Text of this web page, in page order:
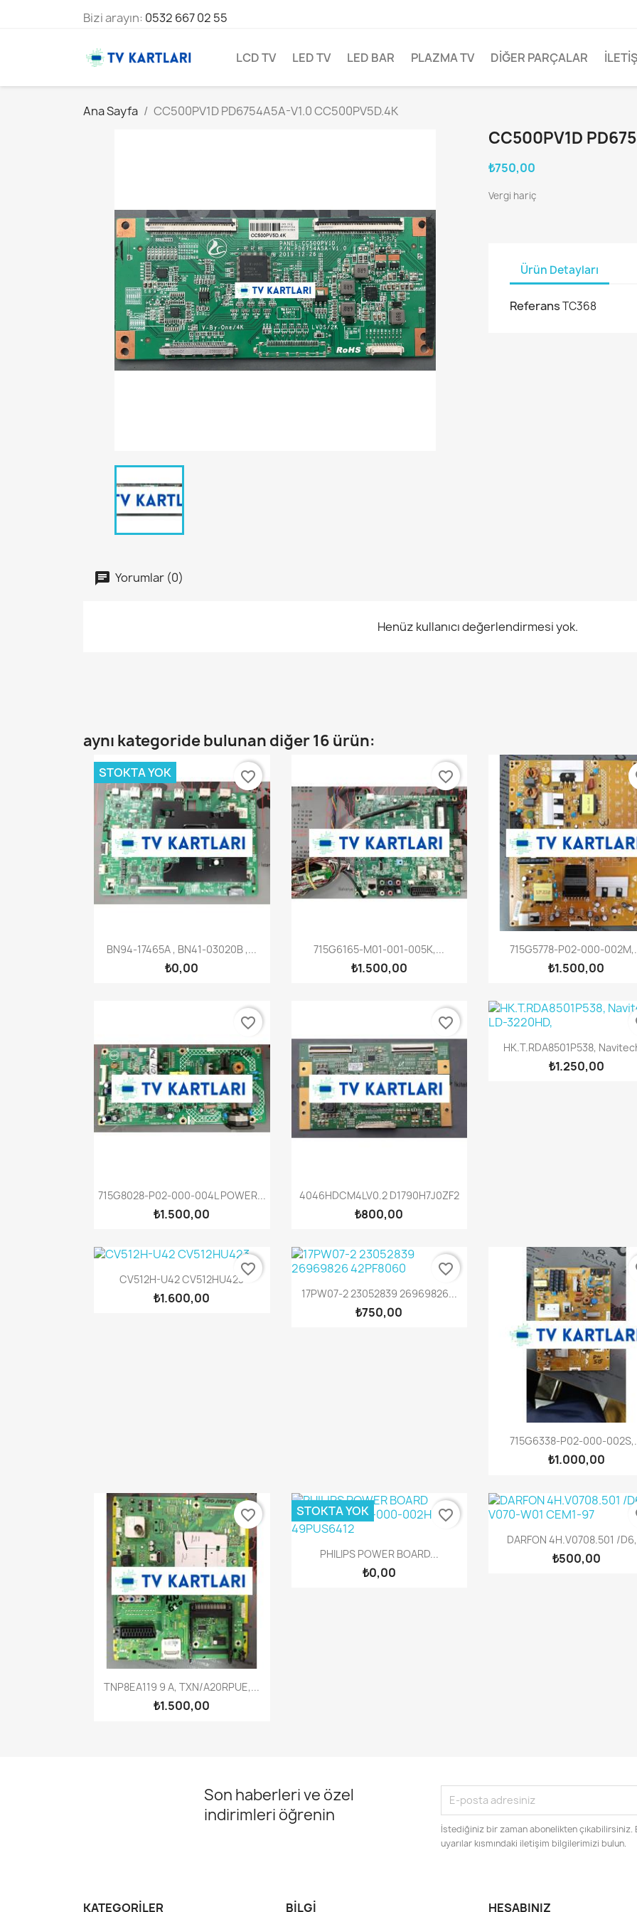
Bizi arayın: 0532 667 02 55
LCD TV LED TV LED BAR PLAZMA TV DİĞER PARÇALAR
Ana Sayfa CC500PV1D PD6754A5A-V1.0 CC500PV5D.4K
CC500PV1D
₺750,00
Vergi hariç
Ürün Detayları
ReferansTC368
Yorumlar (0)
Henüz kullanıcı değerlendirmesi yok.
aynı kategoride bulunan diğer 16 ürün:
Hızlı Görünüm
BN94-17465A , BN41-03020B ,...
₺0,00
STOKTA YOK favorite_border
Hızlı Görünüm
715G6165-M01-001-005K,...
₺1.500,00
favorite_border
Hızlı Görünüm
715G5778-P02-000-
₺1.500,00
Hızlı Görünüm
715G8028-P02-000-004L POWER...
₺1.500,00
favorite_border
Hızlı Görünüm
4046HDCM4LV0.2 D1790H7J0ZF2
₺800,00
favorite_border
Hızlı Görünüm
HK.T.RDA8501P538,
₺1.250,00
Hızlı Görünüm
CV512H-U42 CV512HU423
₺1.600,00
favorite_border
Hızlı Görünüm
17PW07-2 23052839 26969826...
₺750,00
favorite_border
Hızlı Görünüm
715G6338-P02-000-
₺1.000,00
Hızlı Görünüm
TNP8EA119 9 A, TXN/A20RPUE,...
₺1.500,00
favorite_border
Hızlı Görünüm
PHILIPS POWER BOARD...
₺0,00
STOKTA YOK
favorite_border
Hızlı Görünüm
DARFON 4H.V0708.501 /
₺500,00
Son haberleri ve özel
indirimleri öğrenin
İstediğiniz bir zaman abonelikten çıkabilirsiniz.
uyarılar kısmındaki iletişim bilgilerimizi bulun.
KATEGORILER BILGI HESABINIZ